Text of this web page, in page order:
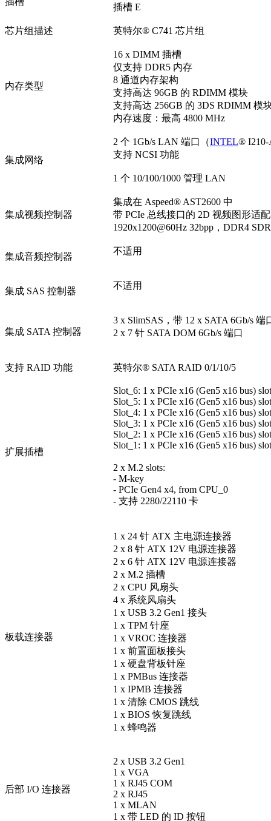
插槽 E
芯片组描述 英特尔® C741 芯片组
内存类型
16 x DIMM 插槽
仅支持 DDR5 内存
8 通道内存架构
支持高达 96GB 的 RDIMM 模块
支持高达 256GB 的 3DS RDIMM 模
内存速度：最高 4800 MHz
集成网络
2 个 1Gb/s LAN 端口（INTEL® I210-
支持 NCSI 功能
1 个 10/100/1000 管理 LAN
集成视频控制器
集成在 Aspeed® AST2600 中
带 PCIe 总线接口的 2D 视频图形适
1920x1200@60Hz 32bpp，DDR4
集成音频控制器
不适用
集成 SAS 控制器
不适用
集成 SATA 控制器
3 x SlimSAS，带 12 x SATA 6Gb/s 端
2 x 7 针 SATA DOM 6Gb/s 端口
支持 RAID 功能 英特尔® SATA RAID 0/1/10/5
扩展插槽
Slot_6: 1 x PCIe x16 (Gen5 x16 bus)
Slot_5: 1 x PCIe x16 (Gen5 x16 bus)
Slot_4: 1 x PCIe x16 (Gen5 x16 bus)
Slot_3: 1 x PCIe x16 (Gen5 x16 bus)
Slot_2: 1 x PCIe x16 (Gen5 x16 bus)
Slot_1: 1 x PCIe x16 (Gen5 x16 bus)
2 x M.2 slots:
- M-key
- PCIe Gen4 x4, from CPU_0
- 支持 2280/22110 卡
板载连接器
1 x 24 针 ATX 主电源连接器
2 x 8 针 ATX 12V 电源连接器
2 x 6 针 ATX 12V 电源连接器
2 x M.2 插槽
2 x CPU 风扇头
4 x 系统风扇头
1 x USB 3.2 Gen1 接头
1 x TPM 针座
1 x VROC 连接器
1 x 前置面板接头
1 x 硬盘背板针座
1 x PMBus 连接器
1 x IPMB 连接器
1 x 清除 CMOS 跳线
1 x BIOS 恢复跳线
1 x 蜂鸣器
后部 I/O 连接器
2 x USB 3.2 Gen1
1 x VGA
1 x RJ45 COM
2 x RJ45
1 x MLAN
1 x 带 LED 的 ID 按钮